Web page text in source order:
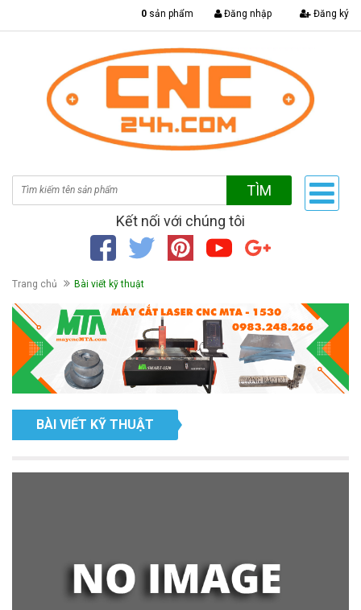
0 sản phẩm Đăng nhập Đăng ký
TÌM
Kết nối với chúng tôi
Trang chủ Bài viết kỹ thuật
BÀI VIẾT KỸ THUẬT